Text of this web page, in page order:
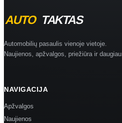
Automobilių pasaulis vienoje vietoje.
Naujienos, apžvalgos, priežiūra ir daugiau.
NAVIGACIJA
Apžvalgos
Naujienos